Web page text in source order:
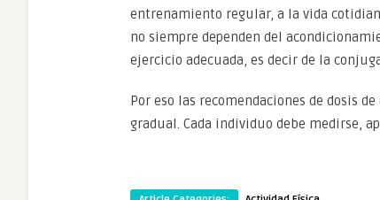
entrenamiento regular, a la vida
no siempre dependen del
ejercicio adecuada, es decir de la
Por eso las recomendaciones de dosis
gradual. Cada individuo debe medirse,